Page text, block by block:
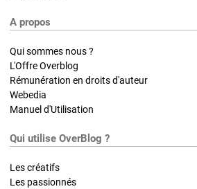
A propos
Qui sommes nous ?
L'Offre Overblog
Rémunération en droits d'auteur
Webedia
Manuel d'Utilisation
Qui utilise OverBlog ?
Les créatifs
Les passionnés